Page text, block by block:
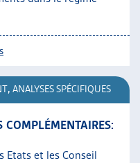
, ANALYSES SPÉCIFIQUES
COMPLÉMENTAIRES:
Etats et les Conseil